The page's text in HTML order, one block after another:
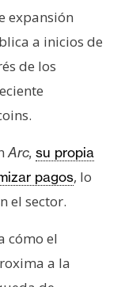
expansión
a inicios de
de los
Arc, su propia
pagos, lo
el sector.
cómo el
a la